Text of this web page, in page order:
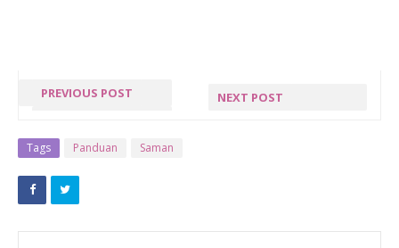
PREVIOUS POST NEXT POST
Tags Panduan Saman